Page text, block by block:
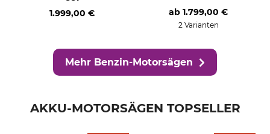
1.999,00 €
ab 1.799,00 €
2 Varianten
Mehr Benzin-Motorsägen
AKKU-MOTORSÄGEN TOPSELLER